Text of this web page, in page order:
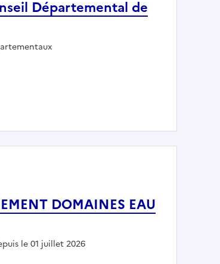
Départemental de
Départemental de la Haute-Marne
DOMAINES EAU
le 01 juillet 2026